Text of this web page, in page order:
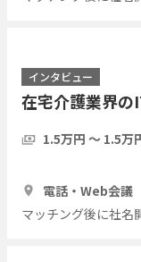
インタビュー
在宅介護業界の
1.5万円 〜 1.5万
電話・Web会議
マッチング後に社名